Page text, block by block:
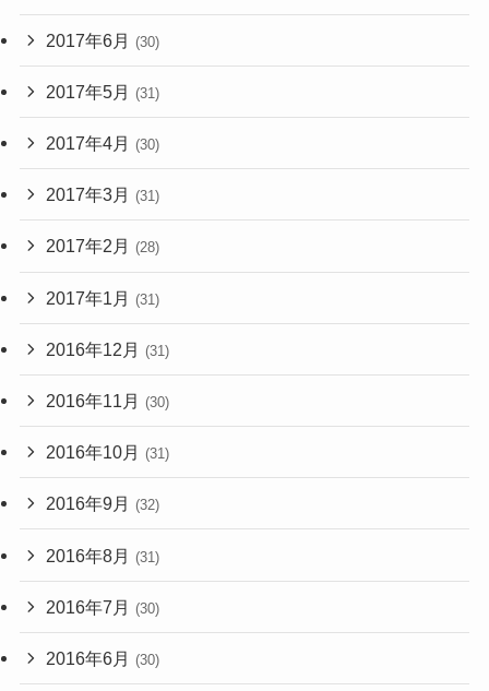
2017年6月 (30)
2017年5月 (31)
2017年4月 (30)
2017年3月 (31)
2017年2月 (28)
2017年1月 (31)
2016年12月 (31)
2016年11月 (30)
2016年10月 (31)
2016年9月 (32)
2016年8月 (31)
2016年7月 (30)
2016年6月 (30)